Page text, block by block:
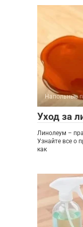
Напольные
Уход за
Линолеум –
Узнайте все о
как